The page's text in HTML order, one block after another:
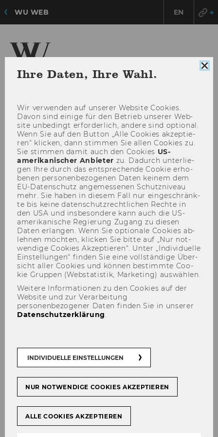
WU WEB EN
Institute for Spatial and
MENÜ
Transformations (ISSET) -
Einheit Novy
Neu!
Ihre Daten, Ihre Wahl.
Wir ver­wen­den auf un­se­rer Web­site Coo­kies.
Davon sind ei­ni­ge für den Be­trieb un­se­rer Web­
site un­be­dingt er­for­der­lich, an­de­re sind op­tio­nal.
Wenn Sie auf den But­ton „Alle Coo­kies ak­zep­tie­
ren“ kli­cken, dann stim­men Sie allen Coo­kies zu.
Sie stim­men damit auch den Coo­kies US-​
amerikanischer An­bie­ter zu. Da­durch un­ter­lie­
gen Ihre durch das ent­spre­chen­de Coo­kie er­ho­
be­nen per­so­nen­be­zo­ge­nen Daten kei­nem dem
EU-​Datenschutz an­ge­mes­se­nen Schutz­ni­veau
mehr. Sie haben in die­sem Fall nur ein­ge­schränk­
te bis keine da­ten­schutz­recht­li­chen Rech­te in
den USA und ins­be­son­de­re kann auch die US-​
amerikanische Re­gie­rung Zu­gang zu die­sen
Daten er­lan­gen. Wenn Sie op­tio­na­le Coo­kies ab­
leh­nen möch­ten, kli­cken Sie bitte auf „Nur not­
wen­di­ge Coo­kies Ak­zep­tie­ren“. Unter „In­di­vi­du­el­le
Ein­stel­lun­gen“ fin­den Sie eine voll­stän­di­ge Über­
sicht aller Coo­kies und kön­nen be­stimm­te Coo­
kie Grup­pen (Web­sta­tis­tik, Mar­ke­ting) aus­wäh­len.
Weitere Informationen zu den Cookies auf der
Website und zur Verarbeitung
personenbezogener Daten finden Sie in unserer
Datenschutzerklärung.
INDIVIDUELLE EINSTELLUNGEN
NUR NOTWENDIGE COOKIES AKZEPTIEREN
ALLE COOKIES AKZEPTIEREN